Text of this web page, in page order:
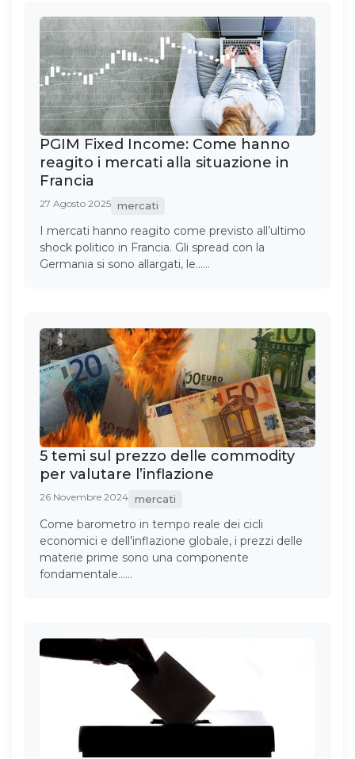
PGIM Fixed Income: Come hanno
reagito i mercati alla situazione in
Francia
27 Agosto 2025 mercati
I mercati hanno reagito come previsto all’ultimo
shock politico in Francia. Gli spread con la
Germania si sono allargati, le……
5 temi sul prezzo delle commodity
per valutare l’inflazione
26 Novembre 2024 mercati
Come barometro in tempo reale dei cicli
economici e dell’inflazione globale, i prezzi delle
materie prime sono una componente
fondamentale……